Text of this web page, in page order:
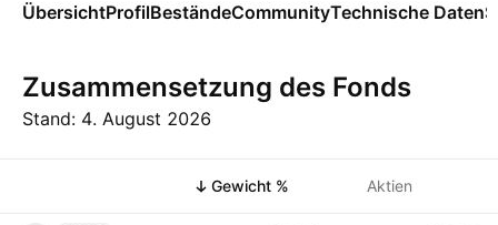
ÜbersichtProfilBeständeCommunityTechnische Daten
Zusammensetzung des Fonds
Stand: 4. August 2026
Gewicht % Aktien